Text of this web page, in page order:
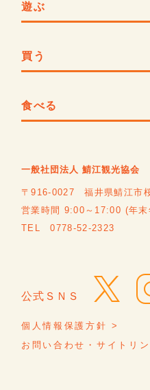
遊ぶ
買う
食べる
一般社団法人 鯖江観光協会
〒916-0027 福井県鯖江市
営業時間 9:00～17:00 (年末
TEL 0778-52-2323
公式ＳＮＳ
個人情報保護方針 >
お問い合わせ・サイトリ